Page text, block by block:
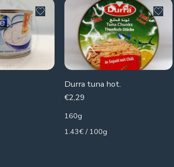
Durra tuna hot.
€2,29
160g
1.43€ / 100g